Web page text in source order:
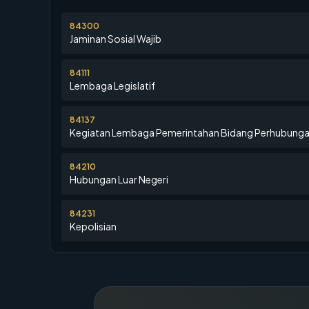
84300
Jaminan Sosial Wajib
84111
Lembaga Legislatif
84137
Kegiatan Lembaga Pemerintahan Bidang
84210
Hubungan Luar Negeri
84231
Kepolisian